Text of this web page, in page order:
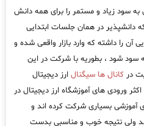
سود زیاد و مستمر را برای همه دانش
دانشپذیر در همان جلسات ابتدایی
آن را داشته که وارد بازار واقعی شده و
سود شود ، بطوریه با شرکت در این
در کانال ها سیگنال ارز دیجیتال
ورودی های آموزشگاه ارز دیجیتال در
آموزشی بسیاری شرکت کرده اند و
ولی نتیجه خوب و مناسبی بدست